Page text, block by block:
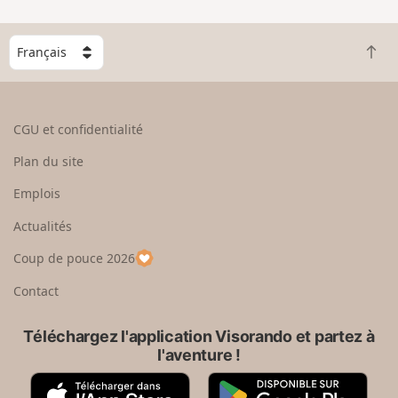
g
n
C
h
o
e
u
p
a
R
e
CGU et confidentialité
Plan du site
Emplois
Actualités
Coup de pouce 2026
Contact
Téléchargez l'application Visorando et partez à
l'aventure !
A
G